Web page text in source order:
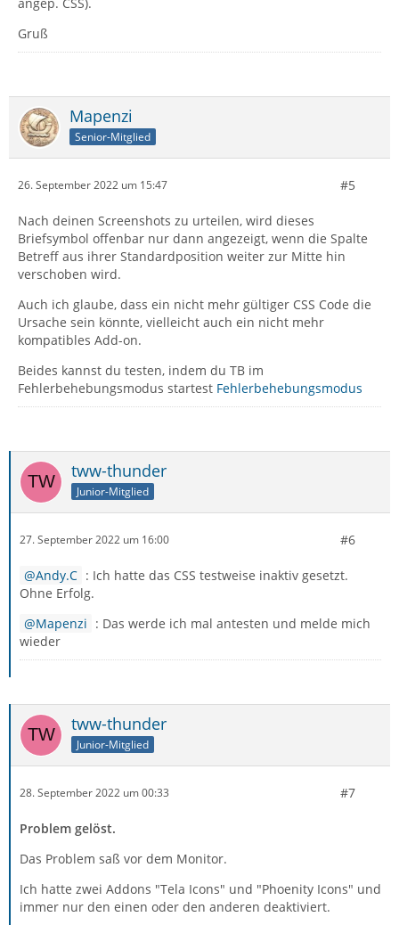
Gruß
Mapenzi
Senior-Mitglied
26. September 2022 um 15:47 #5
Nach deinen Screenshots zu urteilen, wird dieses
Briefsymbol offenbar nur dann angezeigt, wenn die Spalte
Betreff aus ihrer Standardposition weiter zur Mitte hin
verschoben wird.
Auch ich glaube, dass ein nicht mehr gültiger CSS Code die
Ursache sein könnte, vielleicht auch ein nicht mehr
kompatibles Add-on.
Beides kannst du testen, indem du TB im
Fehlerbehebungsmodus startest Fehlerbehebungsmodus
tww-thunder
Junior-Mitglied
27. September 2022 um 16:00 #6
Andy.C : Ich hatte das CSS testweise inaktiv gesetzt.
Ohne Erfolg.
Mapenzi : Das werde ich mal antesten und melde mich
wieder
tww-thunder
Junior-Mitglied
28. September 2022 um 00:33 #7
Problem gelöst.
Das Problem saß vor dem Monitor.
Ich hatte zwei Addons "Tela Icons" und "Phoenity Icons" und
immer nur den einen oder den anderen deaktiviert.